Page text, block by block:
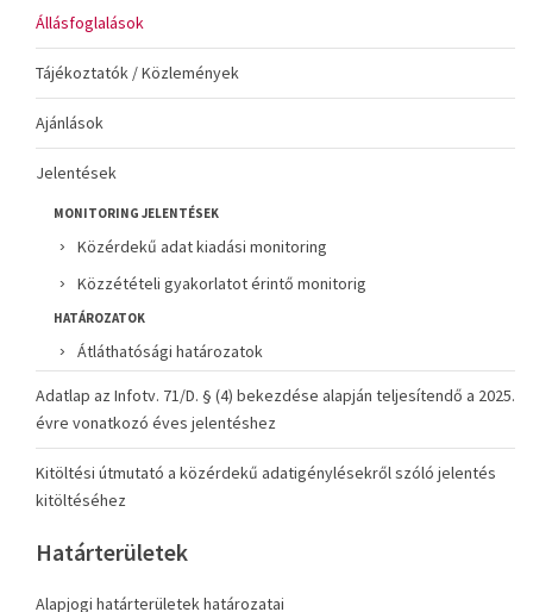
Állásfoglalások
Tájékoztatók / Közlemények
Ajánlások
Jelentések
MONITORING JELENTÉSEK
Közérdekű adat kiadási monitoring
Közzétételi gyakorlatot érintő monitorig
HATÁROZATOK
Átláthatósági határozatok
Adatlap az Infotv. 71/D. § (4) bekezdése alapján teljesítendő a 2025.
évre vonatkozó éves jelentéshez
Kitöltési útmutató a közérdekű adatigénylésekről szóló jelentés
kitöltéséhez
Határterületek
Alapjogi határterületek határozatai